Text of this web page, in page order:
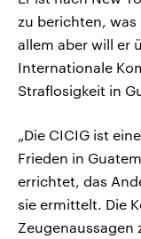
zu berichten, was
allem aber will er
Internationale
Straflosigkeit in
„Die CICIG ist
Frieden in
errichtet, das
sie ermittelt. Die
Zeugenaussagen